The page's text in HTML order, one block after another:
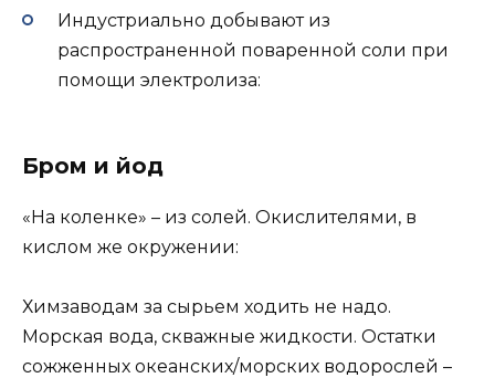
Индустриально добывают из
распространенной поваренной соли при
помощи электролиза:
Бром и йод
«На коленке» – из солей. Окислителями, в
кислом же окружении:
Химзаводам за сырьем ходить не надо.
Морская вода, скважные жидкости. Остатки
сожженных океанских/морских водорослей –